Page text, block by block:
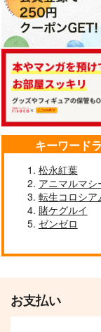
キーワード
松永紅葉
アニマルマシ
転生コロシア
賭ケグルイ
ゼンゼロ
お支払い